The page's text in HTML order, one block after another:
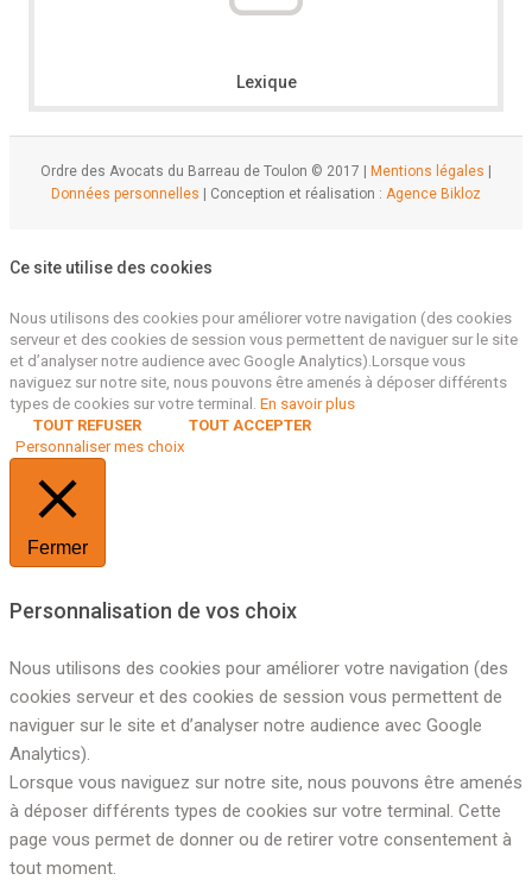
Lexique
Ordre des Avocats du Barreau de Toulon © 2017 | Mentions légales
Données personnelles | Conception et réalisation : Agence Bikloz
Ce site utilise des cookies
Nous utilisons des cookies pour améliorer votre navigation (des cookies
serveur et des cookies de session vous permettent de naviguer sur le site
et d’analyser notre audience avec Google Analytics).Lorsque vous
naviguez sur notre site, nous pouvons être amenés à déposer différents
types de cookies sur votre terminal. En savoir plus
TOUT REFUSER
TOUT ACCEPTER
Personnaliser mes choix
Fermer
Personnalisation de vos choix
Nous utilisons des cookies pour améliorer votre navigation (des
cookies serveur et des cookies de session vous permettent de
naviguer sur le site et d’analyser notre audience avec Google
Analytics).
Lorsque vous naviguez sur notre site, nous pouvons être amenés
à déposer différents types de cookies sur votre terminal. Cette
page vous permet de donner ou de retirer votre consentement à
tout moment.